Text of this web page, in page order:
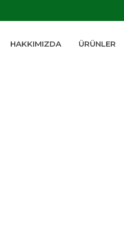
HAKKIMIZDA ÜRÜNLER